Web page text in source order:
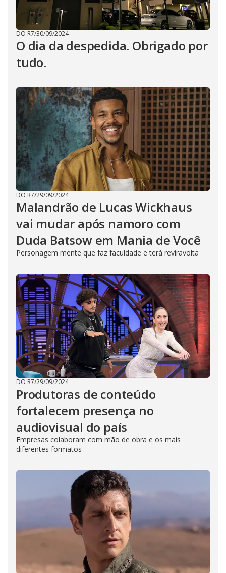
DO R7/30/09/2024
O dia da despedida. Obrigado por
tudo.
DO R7/29/09/2024
Malandrão de Lucas Wickhaus
vai mudar após namoro com
Duda Batsow em Mania de Você
Personagem mente que faz faculdade e terá reviravolta
DO R7/29/09/2024
Produtoras de conteúdo
fortalecem presença no
audiovisual do país
Empresas colaboram com mão de obra e os mais
diferentes formatos